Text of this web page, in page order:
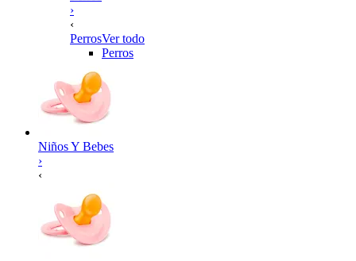
›
‹
PerrosVer todo
Perros
Niños Y Bebes
›
‹